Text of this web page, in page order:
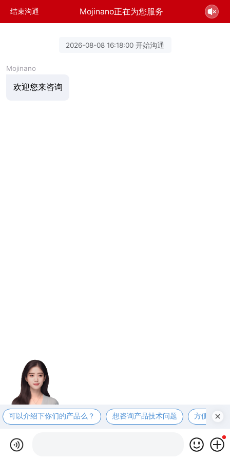
结束沟通 Mojinano正在为您服务
2026-08-08 16:18:00 开始沟通
Mojinano
欢迎您来咨询
可以介绍下你们的产品么？ 想咨询产品技术问题 方便电话